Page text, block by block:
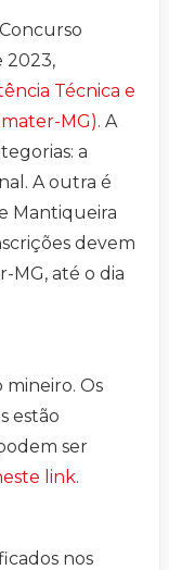
2023,
Técnica e
MG). A
a
A outra é
Mantiqueira
devem
MG, até o dia
mineiro. Os
estão
ser
link.
nos